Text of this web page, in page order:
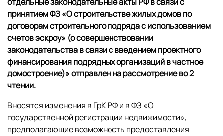
принятием ФЗ «О строительстве жилых домов по
договорам строительного подряда с использованием
счетов эскроу» (о совершенствовании
законодательства в связи с введением проектного
финансирования подрядных организаций в частное
домостроение)» отправлен на рассмотрение во 2
чтении.
Вносятся изменения в ГрК РФ и в ФЗ «О
государственной регистрации недвижимости»,
предполагающие возможность предоставления